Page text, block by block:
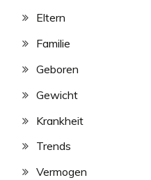
Eltern
Familie
Geboren
Gewicht
Krankheit
Trends
Vermogen